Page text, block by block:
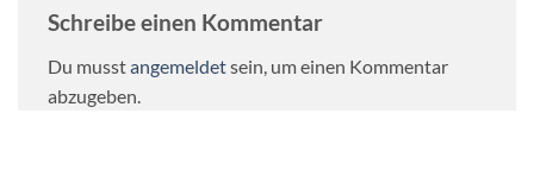
Schreibe einen Kommentar
Du musstangemeldetsein, um einen Kommentar
abzugeben.